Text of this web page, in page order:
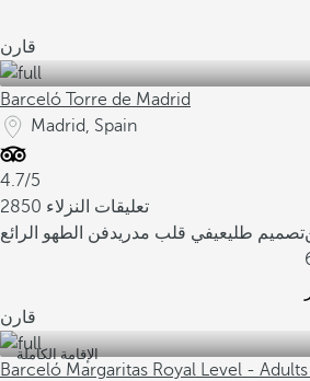
قارن
Barceló Torre de Madrid
Madrid, Spain
4.7/5
2850 تعليقات النزلاء
تصميم طليعيفي قلب مدريدفن الطهو الرائع
قارن
الإقامة الكاملة
Barceló Margaritas Royal Level -